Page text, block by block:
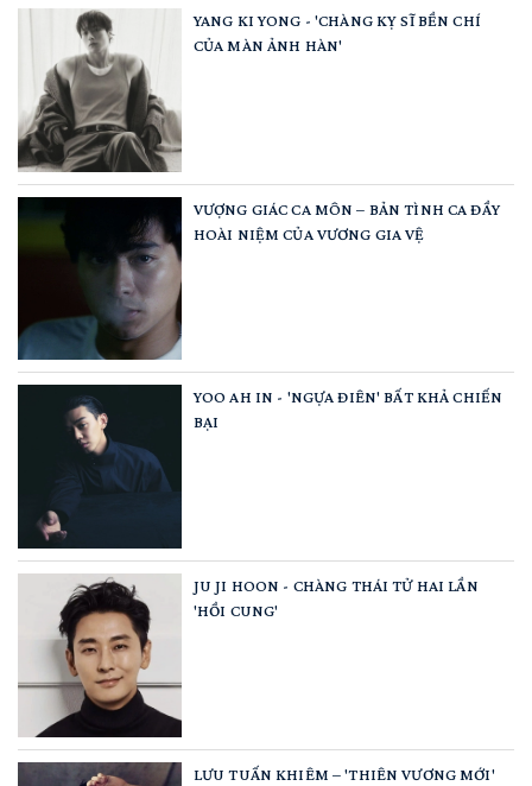
YANG KI YONG - 'CHÀNG KỴ SĨ BỀN CHÍ
CỦA MÀN ẢNH HÀN'
VƯỢNG GIÁC CA MÔN – BẢN TÌNH CA ĐẦY
HOÀI NIỆM CỦA VƯƠNG GIA VỆ
YOO AH IN - 'NGỰA ĐIÊN' BẤT KHẢ CHIẾN
BẠI
JU JI HOON - CHÀNG THÁI TỬ HAI LẦN
'HỒI CUNG'
LƯU TUẤN KHIÊM – 'THIÊN VƯƠNG MỚI'